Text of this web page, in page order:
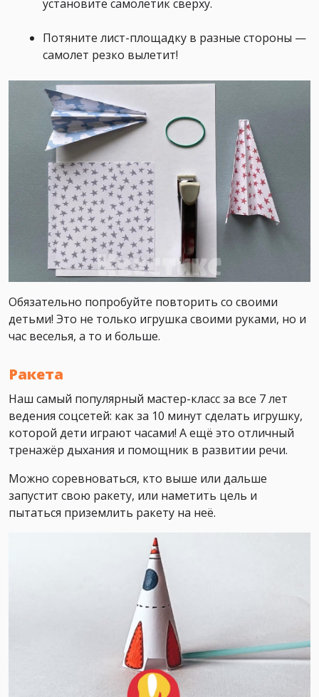
установите самолётик сверху.
Потяните лист-площадку в разные стороны —
самолет резко вылетит!
Обязательно попробуйте повторить со своими
детьми! Это не только игрушка своими руками, но и
час веселья, а то и больше.
Ракета
Наш самый популярный мастер-класс за все 7 лет
ведения соцсетей: как за 10 минут сделать игрушку,
которой дети играют часами! А ещё это отличный
тренажёр дыхания и помощник в развитии речи.
Можно соревноваться, кто выше или дальше
запустит свою ракету, или наметить цель и
пытаться приземлить ракету на неё.